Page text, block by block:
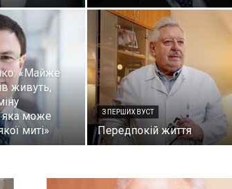
«Майже
живуть,
яка може
миті»
З ПЕРШИХ ВУСТ
Передпокій життя